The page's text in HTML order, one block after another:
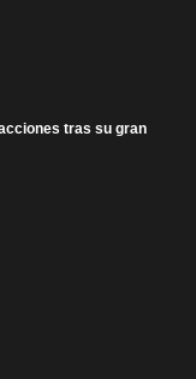
tras su gran